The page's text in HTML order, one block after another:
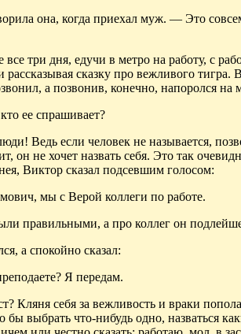
она, когда приехал муж. — Это
три дня, едучи в метро на работу, с
рассказывая сказку про вежливого тигра.
а позвонив, конечно, напоролся на
ее спрашивает?
Ведь если человек не называется,
он не хочет назвать себя. Это так
Виктор сказал подсевшим голосом:
мы с Верой коллеги по работе.
правильными, а про коллег он
а спокойно сказал:
Я передам.
Кляня себя за вежливость и враки
выбрать что-нибудь одно, назваться